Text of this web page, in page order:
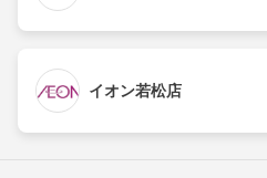
イオン若松店